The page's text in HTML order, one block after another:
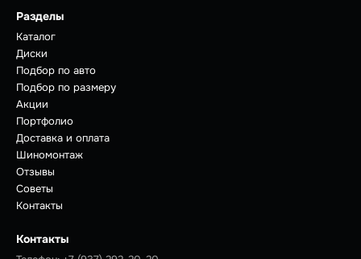
Разделы
Каталог
Диски
Подбор по авто
Подбор по размеру
Акции
Портфолио
Доставка и оплата
Шиномонтаж
Отзывы
Советы
Контакты
Контакты